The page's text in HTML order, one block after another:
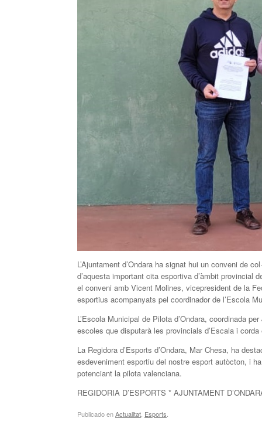
L’Ajuntament d’Ondara ha signat hui un conveni de
d’aquesta important cita esportiva d’àmbit provincial
el conveni amb Vicent Molines, vicepresident de la
esportius acompanyats pel coordinador de l’Escola
L’Escola Municipal de Pilota d’Ondara, coordinada
escoles que disputarà les provincials d’Escala i
La Regidora d’Esports d’Ondara, Mar Chesa, ha
esdeveniment esportiu del nostre esport autòcton, i
potenciant la pilota valenciana.
REGIDORIA D’ESPORTS * AJUNTAMENT
Publicado enActualitat Esports